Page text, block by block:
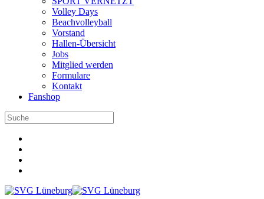
Volley Days
Beachvolleyball
Vorstand
Hallen-Übersicht
Jobs
Mitglied werden
Formulare
Kontakt
Fanshop